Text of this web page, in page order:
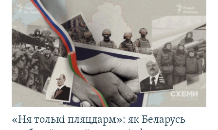
«Ня толькі пляцдарм»: як Беларусь